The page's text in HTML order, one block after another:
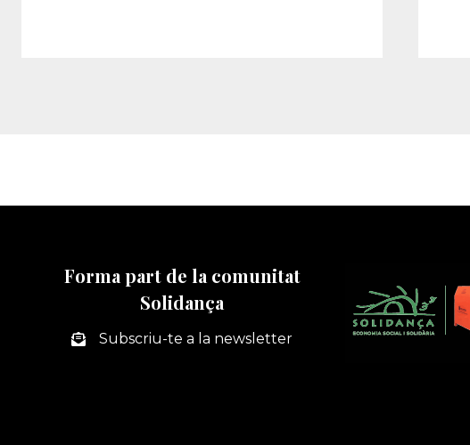
Forma part de la comunitat
Solidança
Subscriu-te a la newsletter